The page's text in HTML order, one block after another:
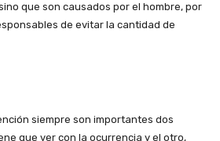
que son causados por el hombre, por
de evitar la cantidad de
siempre son importantes dos
que ver con la ocurrencia y el otro,